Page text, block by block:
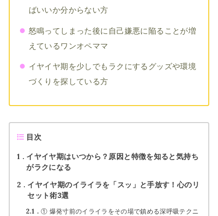
ばいいか分からない方
怒鳴ってしまった後に自己嫌悪に陥ることが増
えているワンオペママ
イヤイヤ期を少しでもラクにするグッズや環境
づくりを探している方
目次
1
イヤイヤ期はいつから？原因と特徴を知ると気持ち
がラクになる
2
イヤイヤ期のイライラを「スッ」と手放す！心のリ
セット術3選
2.1
① 爆発寸前のイライラをその場で鎮める深呼吸テクニ